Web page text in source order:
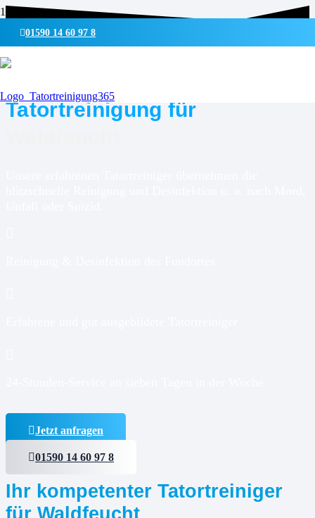
01590 14 60 97 8
Tatortreinigung für
Jetzt anfragen
01590 14 60 97 8
Ihr kompetenter Tatortreiniger
für Waldfeucht